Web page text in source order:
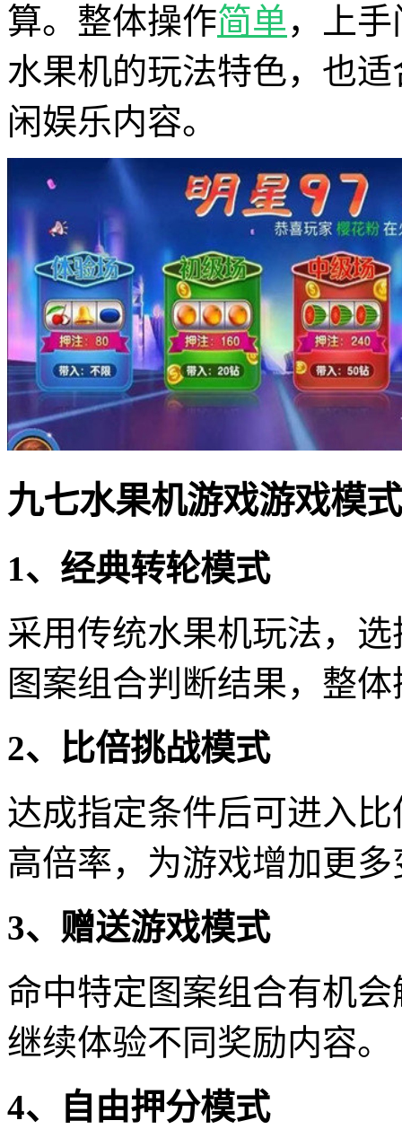
算。整体操作简单，上
水果机的玩法特色，也
闲娱乐内容。
九七水果机游戏游戏模式
1、经典转轮模式
采用传统水果机玩法，
图案组合判断结果，整
2、比倍挑战模式
达成指定条件后可进入
高倍率，为游戏增加更多
3、赠送游戏模式
命中特定图案组合有机
继续体验不同奖励内容。
4、自由押分模式